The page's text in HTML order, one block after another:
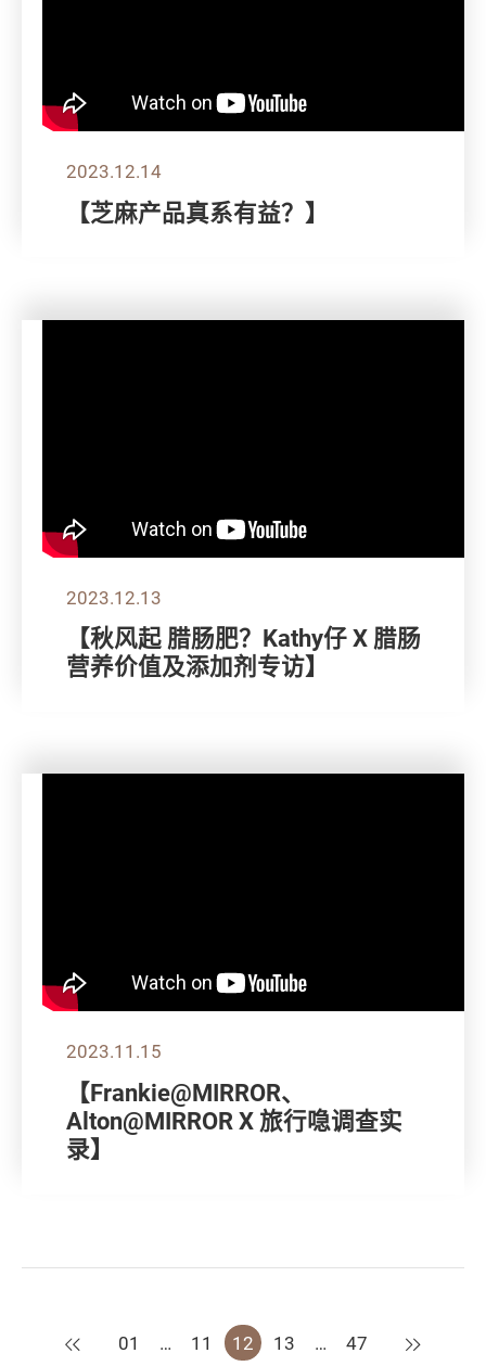
2023.12.14
【芝麻产品真系有益？】
2023.12.13
【秋风起 腊肠肥？Kathy仔 X 腊肠
营养价值及添加剂专访】
2023.11.15
【Frankie@MIRROR、
Alton@MIRROR X 旅行喼调查实
录】
上一页
01 … 11 12 13 … 47 下一页